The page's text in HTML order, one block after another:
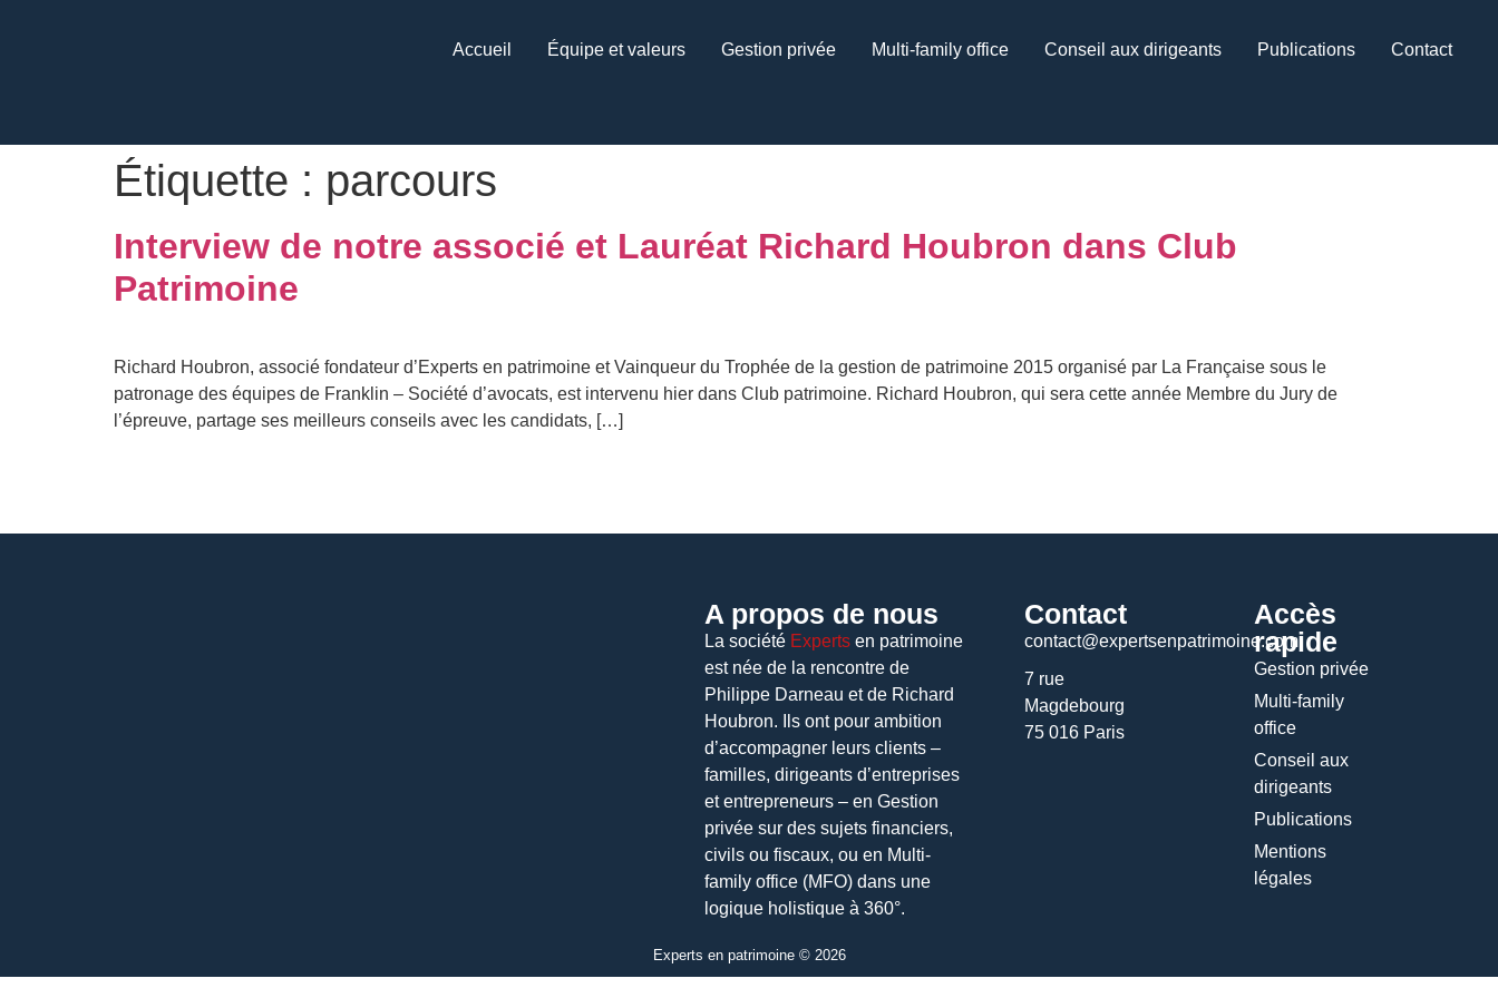
Accueil Équipe et valeurs Gestion privée Multi-family office Conseil aux dirigeants Publications Contact
Étiquette : parcours
Interview de notre associé et Lauréat Richard Houbron dans Club
Patrimoine
Richard Houbron, associé fondateur d’Experts en patrimoine et Vainqueur du Trophée de la gestion de patrimoine 2015 organisé par La Française sous le
patronage des équipes de Franklin – Société d’avocats, est intervenu hier dans Club patrimoine. Richard Houbron, qui sera cette année Membre du Jury de
l’épreuve, partage ses meilleurs conseils avec les candidats, […]
A propos de nous
La société Expertsen patrimoine
est née de la rencontre de
Philippe Darneau et de Richard
Houbron. Ils ont pour ambition
d’accompagner leurs clients –
familles, dirigeants d’entreprises
et entrepreneurs – en Gestion
privée sur des sujets financiers,
civils ou fiscaux, ou en Multi-
family office (MFO) dans une
logique holistique à 360°.
Contact
contact@expertsenpatrimoine.com
7 rue
Magdebourg
75 016 Paris
Accès
rapide
Gestion privée
Multi-family
office
Conseil aux
dirigeants
Publications
Mentions
légales
Experts en patrimoine © 2026